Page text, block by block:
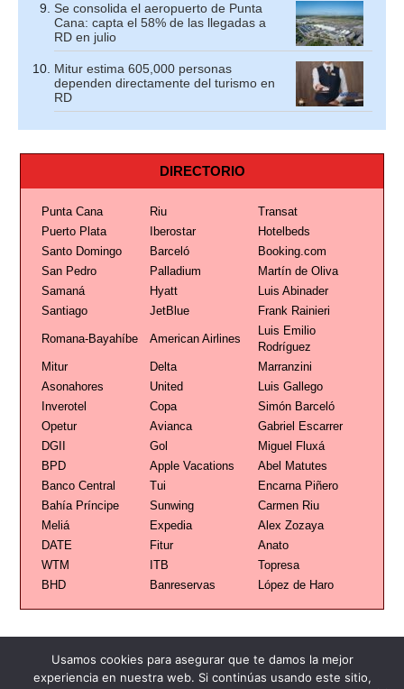
Se consolida el aeropuerto de Punta
Cana: capta el 58% de las llegadas a
RD en julio
Mitur estima 605,000 personas
dependen directamente del turismo en
RD
DIRECTORIO
Punta Cana Riu
Transat
Puerto Plata
Iberostar
Hotelbeds
Santo Domingo
Barceló
Booking.com
San Pedro
Palladium
Martín de Oliva
Samaná
Hyatt
Luis Abinader
Santiago
JetBlue Frank Rainieri
Romana-Bayahíbe American Airlines
Luis Emilio
Rodríguez
Mitur
Delta
Marranzini
Asonahores
United
Luis Gallego
Inverotel
Copa
Simón Barceló
Opetur
Avianca
Gabriel Escarrer
DGII
Gol
Miguel Fluxá
BPD
Apple Vacations
Abel Matutes
Banco Central
Tui
Encarna Piñero
Bahía Príncipe
Sunwing
Carmen Riu
Meliá
Expedia
Alex Zozaya
DATE
Fitur
Anato
WTM
ITB
Topresa
BHD
Banreservas López de Haro
Usamos cookies para asegurar que te damos la mejor
experiencia en nuestra web. Si continúas usando este sitio,